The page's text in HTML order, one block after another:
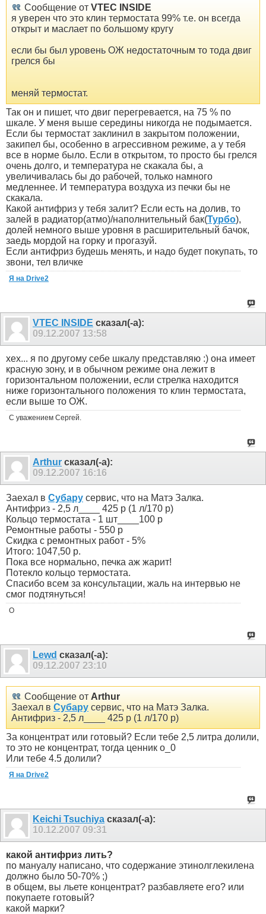
Сообщение от VTEC INSIDE
я уверен что это клин термостата 99% т.е. он всегда
открыт и маслает по большому кругу
если бы был уровень ОЖ недостаточным то тода двиг
грелся бы
меняй термостат.
Так он и пишет, что двиг перегревается, на 75 % по
шкале. У меня выше середины никогда не подымается.
Если бы термостат заклинил в закрытом положении,
закипел бы, особенно в агрессивном режиме, а у тебя
все в норме было. Если в открытом, то просто бы грелся
очень долго, и температура не скакала бы, а
увеличивалась бы до рабочей, только намного
медленнее. И температура воздуха из печки бы не
скакала.
Какой антифриз у тебя залит? Если есть на долив, то
залей в радиатор(атмо)/наполнительный бак(Турбо),
долей немного выше уровня в расширительный бачок,
заедь мордой на горку и прогазуй.
Если антифриз будешь менять, и надо будет покупать, то
звони, тел вличке
Я на Drive2
VTEC INSIDE сказал(-а):
09.12.2007 13:58
хех... я по другому себе шкалу представляю :) она имеет
красную зону, и в обычном режиме она лежит в
горизонтальном положении, если стрелка находится
ниже горизонтального положения то клин термостата,
если выше то ОЖ.
С уважением Сергей.
Arthur сказал(-а):
09.12.2007 16:16
Заехал в Субару сервис, что на Матэ Залка.
Антифриз - 2,5 л____ 425 р (1 л/170 р)
Кольцо термостата - 1 шт____100 р
Ремонтные работы - 550 р
Скидка с ремонтных работ - 5%
Итого: 1047,50 р.
Пока все нормально, печка аж жарит!
Потекло кольцо термостата.
Спасибо всем за консультации, жаль на интервью не
смог подтянуться!
O
Lewd сказал(-а):
09.12.2007 23:10
Сообщение от Arthur
Заехал в Субару сервис, что на Матэ Залка.
Антифриз - 2,5 л____ 425 р (1 л/170 р)
За концентрат или готовый? Если тебе 2,5 литра долили,
то это не концентрат, тогда ценник о_0
Или тебе 4.5 долили?
Я на Drive2
Keichi Tsuchiya сказал(-а):
10.12.2007 09:31
какой антифриз лить?
по мануалу написано, что содержание этинолглекилена
должно было 50-70% ;)
в общем, вы льете концентрат? разбавляете его? или
покупаете готовый?
какой марки?